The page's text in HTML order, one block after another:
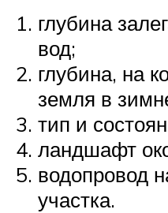
глубина
вод;
глубина, на
земля в
тип и
ландшафт
водопровод
участка.